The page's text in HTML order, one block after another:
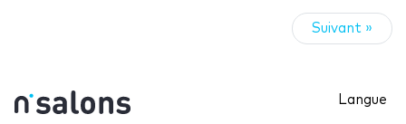
Suivant »
Langue